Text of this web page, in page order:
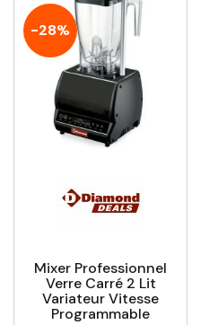
-28%
Mixer Professionnel
Verre Carré 2 Lit
Variateur Vitesse
Programmable